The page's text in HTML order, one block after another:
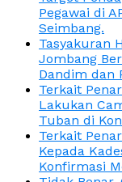
Pegawai di
Seimbang.
Tasyakuran
Jombang
Dandim dan
Terkait
Lakukan
Tuban di
Terkait
Kepada
Konfirmasi